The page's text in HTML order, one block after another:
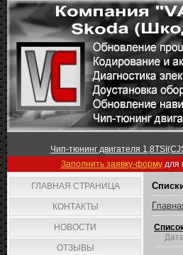
Чип-тюнинг двигателя
Заполнить заявку-формудля
ГЛАВНАЯ СТРАНИЦА
КОНТАКТЫ
НОВОСТИ
ОТЗЫВЫ